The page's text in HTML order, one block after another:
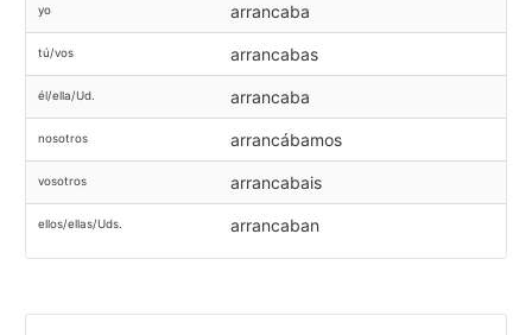
yo arrancaba
tú/vos arrancabas
él/ella/Ud. arrancaba
nosotros arrancábamos
vosotros arrancabais
ellos/ellas/Uds. arrancaban